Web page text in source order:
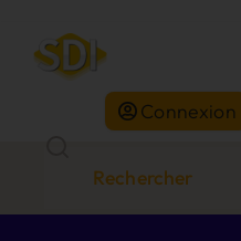
Connexion